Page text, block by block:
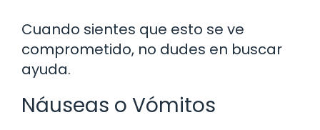
Cuando sientes que esto se ve
comprometido, no dudes en buscar
ayuda.
Náuseas o Vómitos